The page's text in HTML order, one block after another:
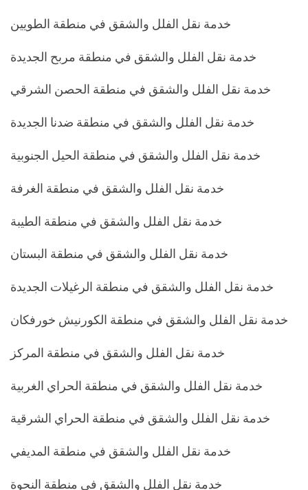
خدمة نقل الفلل والشقق في منطقة الطويين
خدمة نقل الفلل والشقق في منطقة مربح الجديدة
خدمة نقل الفلل والشقق في منطقة الحصن الشرقي
خدمة نقل الفلل والشقق في منطقة ضدنا الجديدة
خدمة نقل الفلل والشقق في منطقة الحيل الجنوبية
خدمة نقل الفلل والشقق في منطقة الغرفة
خدمة نقل الفلل والشقق في منطقة الطيبة
خدمة نقل الفلل والشقق في منطقة البستان
خدمة نقل الفلل والشقق في منطقة الرغيلات الجديدة
خدمة نقل الفلل والشقق في منطقة الكورنيش خورفكان
خدمة نقل الفلل والشقق في منطقة المركز
خدمة نقل الفلل والشقق في منطقة الحراي الغربية
خدمة نقل الفلل والشقق في منطقة الحراي الشرقية
خدمة نقل الفلل والشقق في منطقة المديفي
خدمة نقل الفلل والشقق في منطقة النحوة